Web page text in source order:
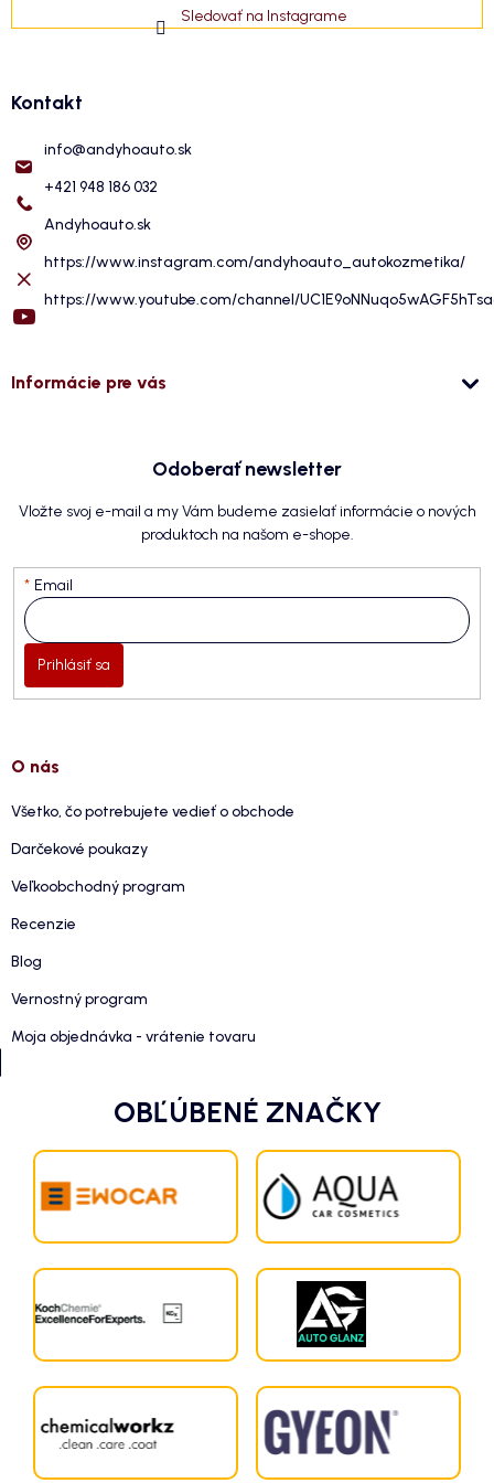
Sledovať na Instagrame
Kontakt
info@andyhoauto.sk
+421 948 186 032
Andyhoauto.sk
https://www.instagram.com/andyhoauto_autokozmetika/
https://www.youtube.com/channel/
Informácie pre vás
Odoberať newsletter
Vložte svoj e-mail a my Vám budeme zasielať informácie o nových
produktoch na našom e-shope.
Email
Prihlásiť sa
O nás
Všetko, čo potrebujete vedieť o obchode
Darčekové poukazy
Veľkoobchodný program
Recenzie
Blog
Vernostný program
Moja objednávka - vrátenie tovaru
OBĽÚBENÉ ZNAČKY